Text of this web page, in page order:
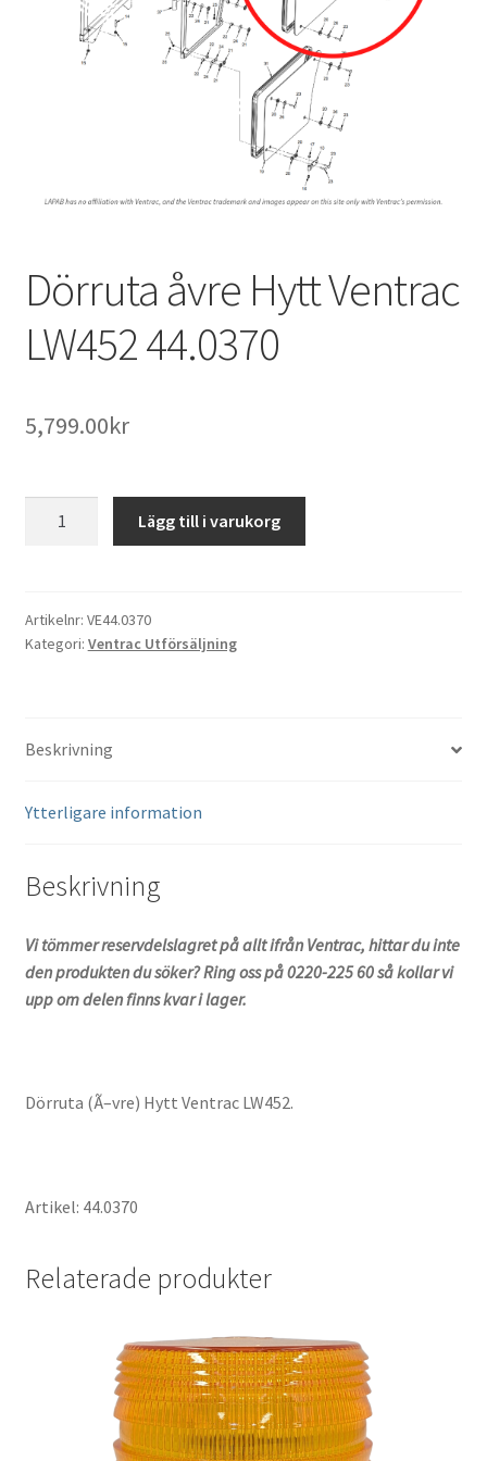
Kontakta oss
Dörruta åvre Hytt Ventrac
LW452 44.0370
5,799.00kr
LW452
44.0370
Lägg till i varukorg
Artikelnr: VE44.0370
Kategori: Ventrac Utförsäljning
Beskrivning
Ytterligare information
Beskrivning
Vi tömmer reservdelslagret på allt ifrån Ventrac, hittar du inte
den produkten du söker? Ring oss på 0220-225 60 så kollar vi
upp om delen finns kvar i lager.
Dörruta (Ã–vre) Hytt Ventrac LW452.
Artikel: 44.0370
Relaterade produkter